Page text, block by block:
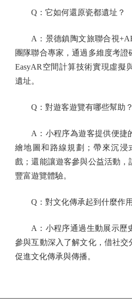
Q：它如何還原瓷都遺址？
A：景德鎮陶文旅聯合視
團隊聯合專家，通過多維度考證
EasyAR空間計算技術實現虛擬
遺址。
Q：對遊客遊覽有哪些幫助？
A：小程序為遊客提供便捷
繪地圖和路線規劃；帶來沉浸
戲；還能讓遊客參與公益活動，
豐富遊覽體驗。
Q：對文化傳承起到什麼作
A：小程序通過生動展示歷
參與互動深入了解文化，借社交
促進文化傳承與傳播。